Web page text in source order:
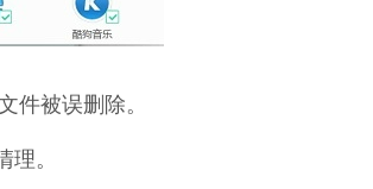
件被误删除。
。